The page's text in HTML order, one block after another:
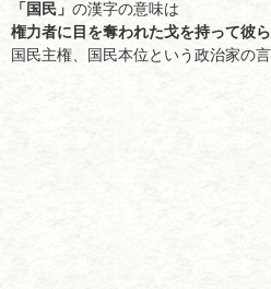
「国民」 の漢字の意味は
権力者に目を奪われた戈を持って彼
国民主権、国民本位という政治家の